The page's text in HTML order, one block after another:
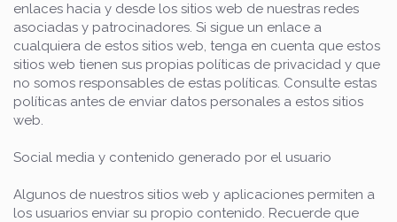
enlaces hacia y desde los sitios web de nuestras redes
asociadas y patrocinadores. Si sigue un enlace a
cualquiera de estos sitios web, tenga en cuenta que estos
sitios web tienen sus propias políticas de privacidad y que
no somos responsables de estas políticas. Consulte estas
políticas antes de enviar datos personales a estos sitios
web.
Social media y contenido generado por el usuario
Algunos de nuestros sitios web y aplicaciones permiten a
los usuarios enviar su propio contenido. Recuerde que